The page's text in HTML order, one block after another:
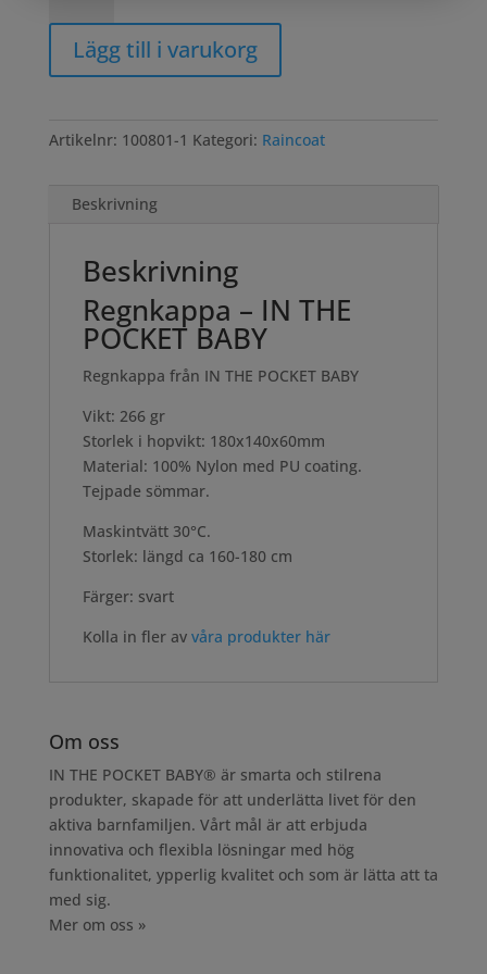
Lägg till i varukorg
Artikelnr: 100801-1 Kategori: Raincoat
Beskrivning
Beskrivning
Regnkappa – IN THE
POCKET BABY
Regnkappa från IN THE POCKET BABY
Vikt: 266 gr
Storlek i hopvikt: 180x140x60mm
Material: 100% Nylon med PU coating.
Tejpade sömmar.
Maskintvätt 30°C.
Storlek: längd ca 160-180 cm
Färger: svart
Kolla in fler av våra produkter här
Om oss
IN THE POCKET BABY® är smarta och stilrena
produkter, skapade för att underlätta livet för den
aktiva barnfamiljen. Vårt mål är att erbjuda
innovativa och flexibla lösningar med hög
funktionalitet, ypperlig kvalitet och som är lätta att ta
med sig.
Mer om oss »